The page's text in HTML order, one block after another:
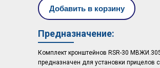
Добавить в корзину
Предназначение:
Комплект кронштейнов RSR-30
предназначен для установки прицелов с